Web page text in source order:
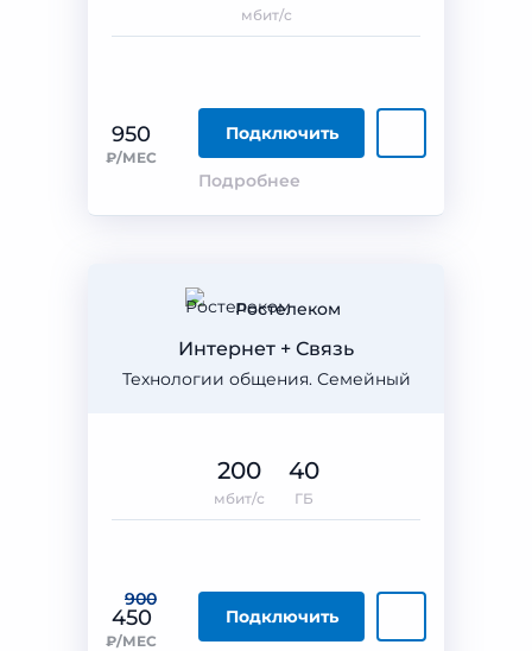
950
₽/МЕС
Подключить
Подробнее
мбит/с
Ростелеком
Технологии общения. Семейный
Интернет + Связь
900
450
₽/МЕС
Подключить
200
мбит/с
40
ГБ